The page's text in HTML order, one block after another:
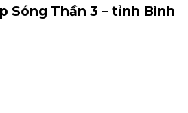
Sóng Thần 3 – tỉnh Bình